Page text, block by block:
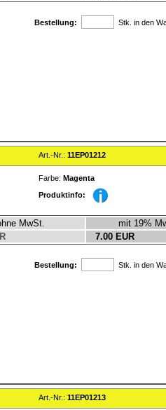
Bestellung: Stk. in den
Art.-Nr.: 11EP01212
Farbe: Magenta
Produktinfo:
MwSt. mit 19%
7.00 EUR
Bestellung: Stk. in den
Art.-Nr.: 11EP01213